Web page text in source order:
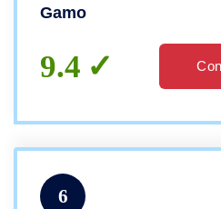
Gamo
9.4
6